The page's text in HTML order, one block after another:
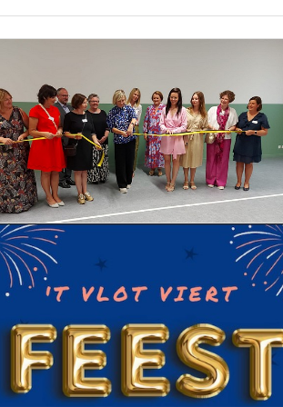
Nieuw kleuterblok 't Vlot
Lichtervelde feestelijk geopend
20 september 2023
Lees meer